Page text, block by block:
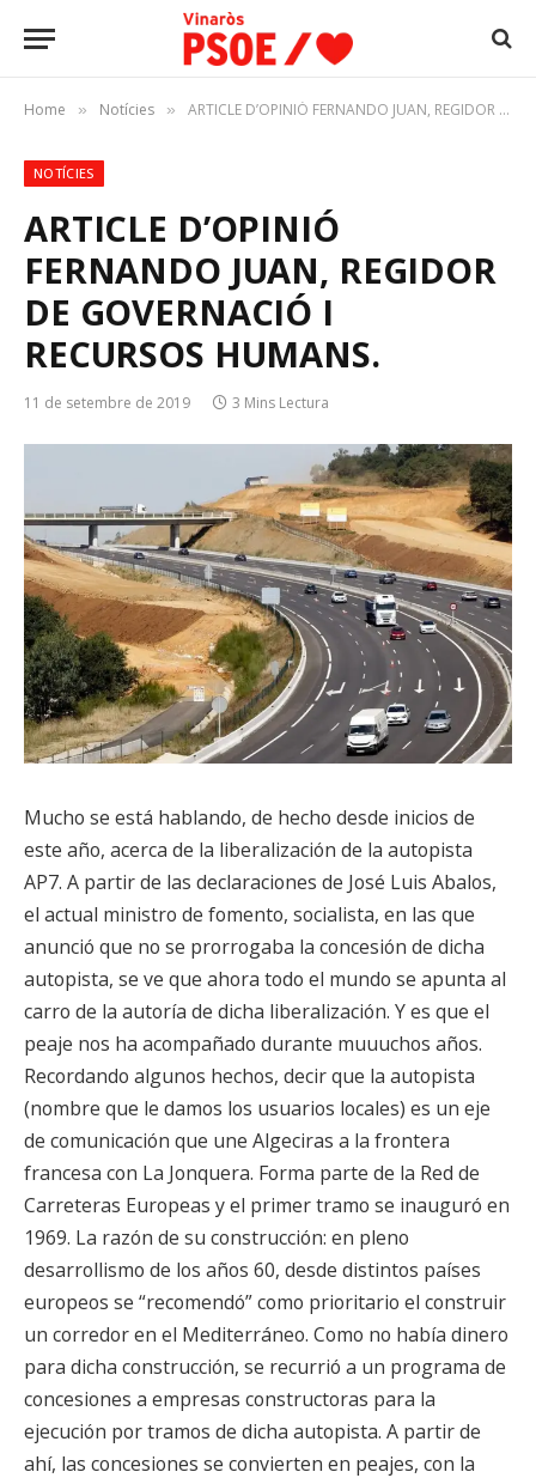
Home » Notícies » ARTICLE D’OPINIÓ FERNANDO JUAN, REGIDOR DE GOVERNACIÓ I RECURSOS HUMANS.
NOTÍCIES
ARTICLE D’OPINIÓ
FERNANDO JUAN, REGIDOR
DE GOVERNACIÓ I
RECURSOS HUMANS.
11 de setembre de 2019 3 Mins Lectura
Mucho se está hablando, de hecho desde inicios de
este año, acerca de la liberalización de la autopista
AP7. A partir de las declaraciones de José Luis Abalos,
el actual ministro de fomento, socialista, en las que
anunció que no se prorrogaba la concesión de dicha
autopista, se ve que ahora todo el mundo se apunta al
carro de la autoría de dicha liberalización. Y es que el
peaje nos ha acompañado durante muuuchos años.
Recordando algunos hechos, decir que la autopista
(nombre que le damos los usuarios locales) es un eje
de comunicación que une Algeciras a la frontera
francesa con La Jonquera. Forma parte de la Red de
Carreteras Europeas y el primer tramo se inauguró en
1969. La razón de su construcción: en pleno
desarrollismo de los años 60, desde distintos países
europeos se “recomendó” como prioritario el construir
un corredor en el Mediterráneo. Como no había dinero
para dicha construcción, se recurrió a un programa de
concesiones a empresas constructoras para la
ejecución por tramos de dicha autopista. A partir de
ahí, las concesiones se convierten en peajes, con la